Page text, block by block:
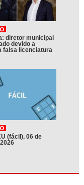
diretor municipal
devido a
falsa licenciatura
(fácil), 06 de